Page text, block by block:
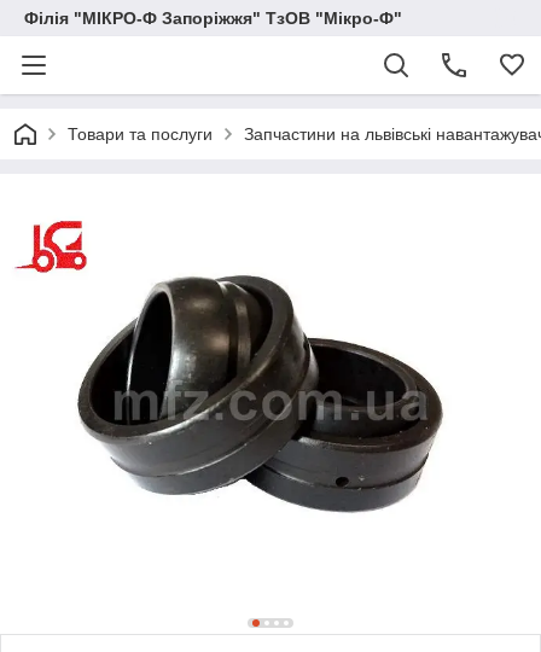
Філія "МІКРО-Ф Запоріжжя" ТзОВ "Мікро-Ф"
Товари та послуги Запчастини на львівські